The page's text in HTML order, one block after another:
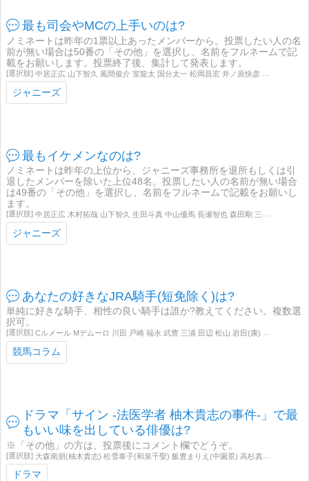
最も司会やMCの上手いのは?
ノミネートは昨年の1票以上あったメンバーから。投票したい人の名
前が無い場合は50番の「その他」を選択し、名前をフルネームで記
載をお願いします。投票終了後、集計して発表します。
中居正広 山下智久 風間俊介 室龍太 国分太一 松岡昌宏 井ノ原快彦 坂本昌行 堂本光一 堂本剛 櫻井翔 二宮和也 相葉雅紀 大野智 松本潤 小山慶一郎 手越祐也 村上信五
ジャニーズ
最もイケメンなのは?
ノミネートは昨年の上位から、ジャニーズ事務所を退所もしくは引
退したメンバーを除いた上位48名。投票したい人の名前が無い場合
は49番の「その他」を選択し、名前をフルネームで記載をお願いし
ます。
中居正広 木村拓哉 山下智久 生田斗真 中山優馬 長瀬智也 森田剛 三宅健 岡田准一 堂本光一 堂本剛 大野智 櫻井翔 松本潤 二宮和也 相葉雅紀 手越祐也 加藤シゲアキ 増田貴久 大倉忠義
ジャニーズ
あなたの好きなJRA騎手(短免除く)は?
単純に好きな騎手、相性の良い騎手は誰か?教えてください。複数選
択可。
Cルメール Mデムーロ 川田 戸崎 福永 武豊 三浦 田辺 松山 岩田(康) 北村(友) 和田 藤岡(佑) 大野 藤田菜 津村 丸山 石橋
競馬コラム
ドラマ「サイン -法医学者 柚木貴志の事件-」で最
もいい味を出している俳優は?
※「その他」の方は、投票後にコメント欄でどうぞ。
大森南朋(柚木貴志) 松雪泰子(和泉千聖) 飯豊まりえ(中園景) 高杉真宙(高橋紀理人) 佐津川愛美(春日美晴) 淵上泰史(橘祐輔) 吉田ウーロン太(松沢大輝) 小久保寿人(四方田隼斗)
ドラマ